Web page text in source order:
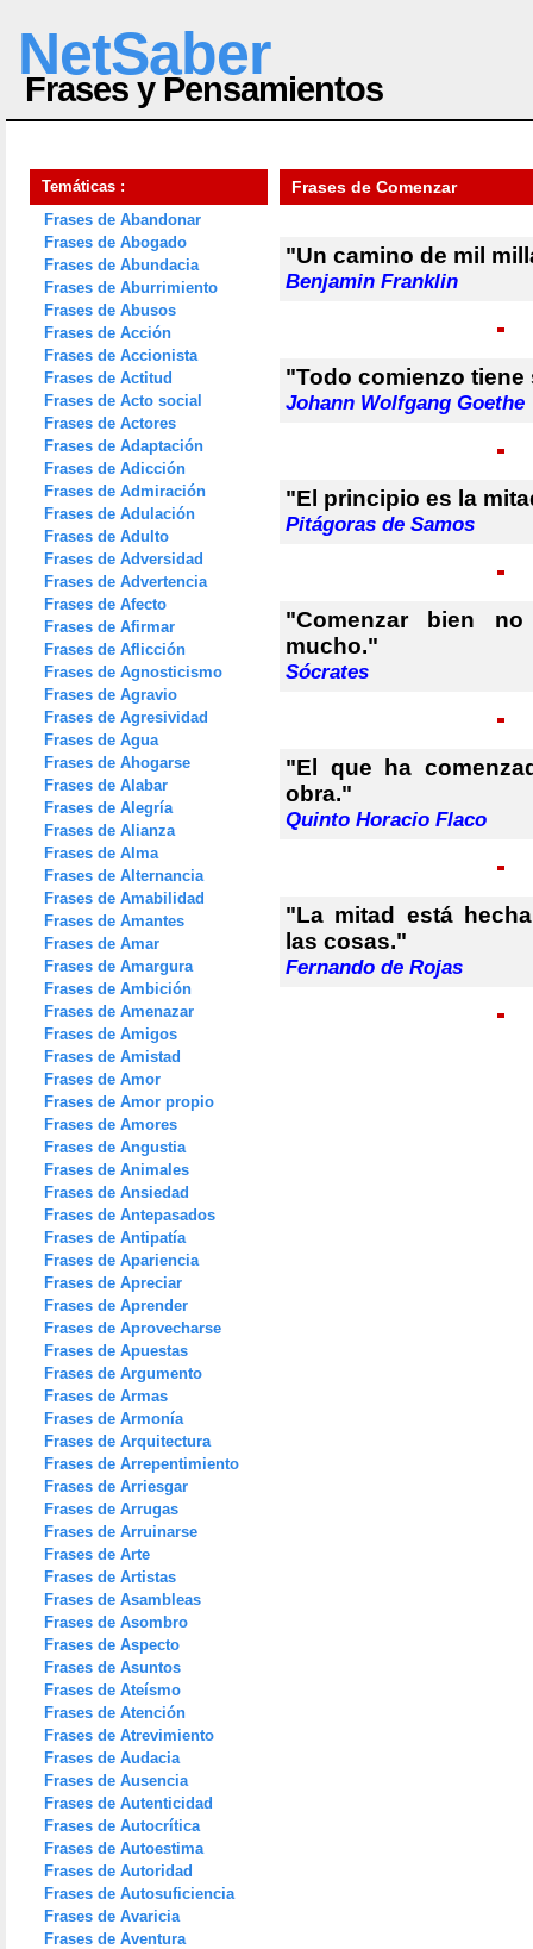
NetSaber
Frases y Pensamientos
Temáticas :
Frases de Abandonar
Frases de Abogado
Frases de Abundacia
Frases de Aburrimiento
Frases de Abusos
Frases de Acción
Frases de Accionista
Frases de Actitud
Frases de Acto social
Frases de Actores
Frases de Adaptación
Frases de Adicción
Frases de Admiración
Frases de Adulación
Frases de Adulto
Frases de Adversidad
Frases de Advertencia
Frases de Afecto
Frases de Afirmar
Frases de Aflicción
Frases de Agnosticismo
Frases de Agravio
Frases de Agresividad
Frases de Agua
Frases de Ahogarse
Frases de Alabar
Frases de Alegría
Frases de Alianza
Frases de Alma
Frases de Alternancia
Frases de Amabilidad
Frases de Amantes
Frases de Amar
Frases de Amargura
Frases de Ambición
Frases de Amenazar
Frases de Amigos
Frases de Amistad
Frases de Amor
Frases de Amor propio
Frases de Amores
Frases de Angustia
Frases de Animales
Frases de Ansiedad
Frases de Antepasados
Frases de Antipatía
Frases de Apariencia
Frases de Apreciar
Frases de Aprender
Frases de Aprovecharse
Frases de Apuestas
Frases de Argumento
Frases de Armas
Frases de Armonía
Frases de Arquitectura
Frases de Arrepentimiento
Frases de Arriesgar
Frases de Arrugas
Frases de Arruinarse
Frases de Arte
Frases de Artistas
Frases de Asambleas
Frases de Asombro
Frases de Aspecto
Frases de Asuntos
Frases de Ateísmo
Frases de Atención
Frases de Atrevimiento
Frases de Audacia
Frases de Ausencia
Frases de Autenticidad
Frases de Autocrítica
Frases de Autoestima
Frases de Autoridad
Frases de Autosuficiencia
Frases de Avaricia
Frases de Aventura
Frases de Comenzar
"Un camino de mil
Benjamin Franklin
"Todo comienzo
Johann Wolfgang Goethe
"El principio es la
Pitágoras de Samos
"Comenzar bien
mucho."
Sócrates
"El que ha
obra."
Quinto Horacio Flaco
"La mitad está
las cosas."
Fernando de Rojas